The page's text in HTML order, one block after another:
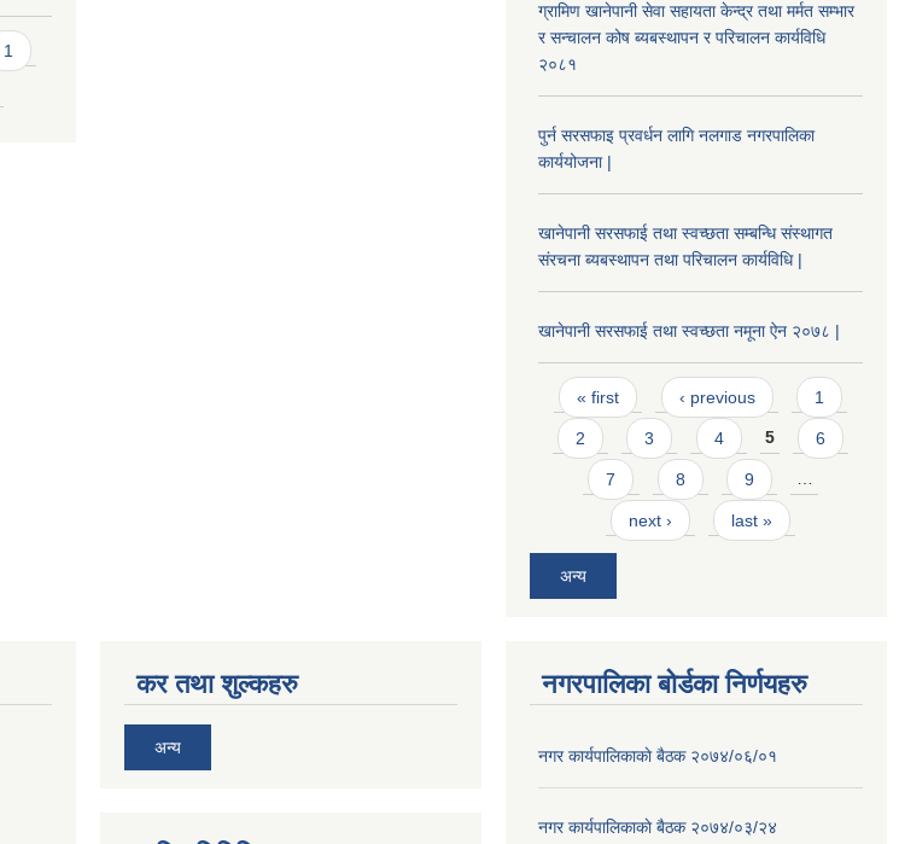
1
ग्रामिण खानेपानी सेवा सहायता केन्द्र तथा मर्मत सम्भार
र सन्चालन कोष ब्यबस्थापन र परिचालन कार्यविधि
२०८१
पुर्न सरसफाइ प्रवर्धन लागि नलगाड नगरपालिका
कार्ययोजना |
खानेपानी सरसफाई तथा स्वच्छता सम्बन्धि संस्थागत
संरचना ब्यबस्थापन तथा परिचालन कार्यविधि |
खानेपानी सरसफाई तथा स्वच्छता नमूना ऐन २०७८ |
Pages
« first ‹ previous 1
2 3 4 5 6
7 8 9 …
next › last »
अन्य
कर तथा शुल्कहरु
अन्य
नगरपालिका बोर्डका निर्णयहरु
नगर कार्यपालिकाकाे बैठक २०७४/०६/०१
नगर कार्यपालिकाकाे बैठक २०७४/०३/२४